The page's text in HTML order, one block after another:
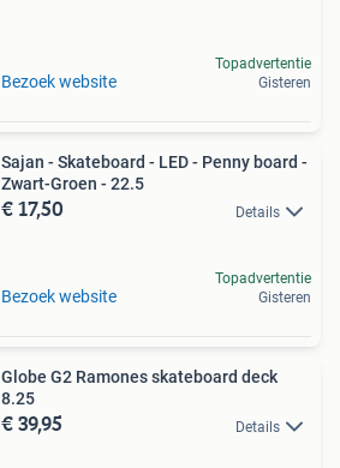
Bezoek website
Topadvertentie
Gisteren
Sajan - Skateboard - LED - Penny board -
Zwart-Groen - 22.5
€ 17,50 Details
Bezoek website
Topadvertentie
Gisteren
Globe G2 Ramones skateboard deck
8.25
€ 39,95 Details